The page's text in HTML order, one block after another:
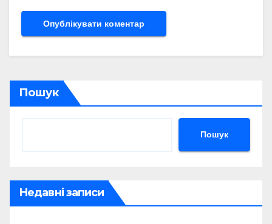
Пошук
Пошук
Недавні записи